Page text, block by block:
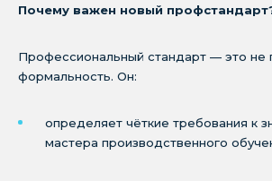
Почему важен новый
Профессиональный стандарт — это не
формальность. Он:
определяет чёткие требования к
мастера производственного